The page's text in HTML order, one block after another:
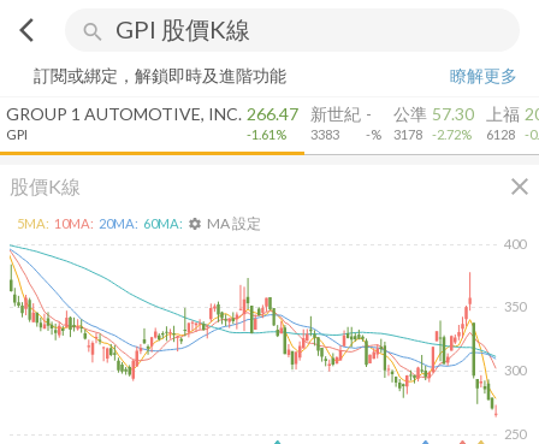
arrow_back_ios search
訂閱或綁定，解鎖即時及進階功能
瞭解更多
GROUP 1 AUTOMOTIVE, INC.
GPI
266.47
-1.61%
新世紀
3383
-
-%
公準
3178
57.30
-2.72%
上福
6128 -
股價K線 close
250
300
350
400
5MA: 10MA: 20MA: 60MA: settings MA 設定